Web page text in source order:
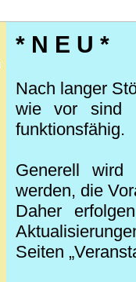
* N E U *
Nach langer
wie vor sind
funktionsfähig.
Generell wird
werden, die
Daher
Seiten